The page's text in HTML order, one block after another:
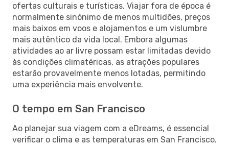
ofertas culturais e turísticas. Viajar fora de época é
normalmente sinónimo de menos multidões, preços
mais baixos em voos e alojamentos e um vislumbre
mais autêntico da vida local. Embora algumas
atividades ao ar livre possam estar limitadas devido
às condições climatéricas, as atrações populares
estarão provavelmente menos lotadas, permitindo
uma experiência mais envolvente.
O tempo em San Francisco
Ao planejar sua viagem com a eDreams, é essencial
verificar o clima e as temperaturas em San Francisco.